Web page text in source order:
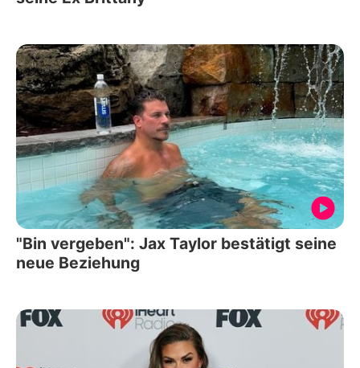
"Bin vergeben": Jax Taylor bestätigt seine
neue Beziehung